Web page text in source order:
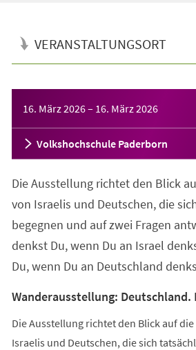
VERANSTALTUNGSORT
16. März 2026– 16. März 2026
Volkshochschule Paderborn
Die Ausstellung richtet den Blick
von Israelis und Deutschen, die
begegnen und auf zwei Fragen
denkst Du, wenn Du an Israel
Du, wenn Du an Deutschland
Wanderausstellung: Deutschland.
Die Ausstellung richtet den Blick auf
Israelis und Deutschen, die sich